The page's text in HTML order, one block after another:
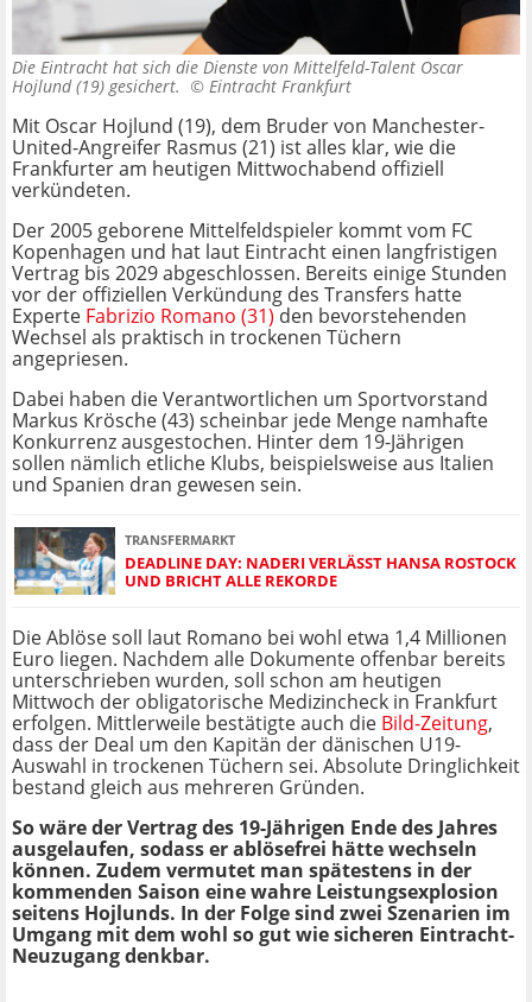
Die Eintracht hat sich die Dienste von Mittelfeld-Talent Oscar
Hojlund (19) gesichert. © Eintracht Frankfurt
Mit Oscar Hojlund (19), dem Bruder von Manchester-
United-Angreifer Rasmus (21) ist alles klar, wie die
Frankfurter am heutigen Mittwochabend offiziell
verkündeten.
Der 2005 geborene Mittelfeldspieler kommt vom FC
Kopenhagen und hat laut Eintracht einen langfristigen
Vertrag bis 2029 abgeschlossen. Bereits einige Stunden
vor der offiziellen Verkündung des Transfers hatte
Experte Fabrizio Romano (31) den bevorstehenden
Wechsel als praktisch in trockenen Tüchern
angepriesen.
Dabei haben die Verantwortlichen um Sportvorstand
Markus Krösche (43) scheinbar jede Menge namhafte
Konkurrenz ausgestochen. Hinter dem 19-Jährigen
sollen nämlich etliche Klubs, beispielsweise aus Italien
und Spanien dran gewesen sein.
TRANSFERMARKT
DEADLINE DAY: NADERI VERLÄSST HANSA ROSTOCK
UND BRICHT ALLE REKORDE
Die Ablöse soll laut Romano bei wohl etwa 1,4 Millionen
Euro liegen. Nachdem alle Dokumente offenbar bereits
unterschrieben wurden, soll schon am heutigen
Mittwoch der obligatorische Medizincheck in Frankfurt
erfolgen. Mittlerweile bestätigte auch die Bild-Zeitung,
dass der Deal um den Kapitän der dänischen U19-
Auswahl in trockenen Tüchern sei. Absolute Dringlichkeit
bestand gleich aus mehreren Gründen.
So wäre der Vertrag des 19-Jährigen Ende des Jahres
ausgelaufen, sodass er ablösefrei hätte wechseln
können. Zudem vermutet man spätestens in der
kommenden Saison eine wahre Leistungsexplosion
seitens Hojlunds. In der Folge sind zwei Szenarien im
Umgang mit dem wohl so gut wie sicheren Eintracht-
Neuzugang denkbar.